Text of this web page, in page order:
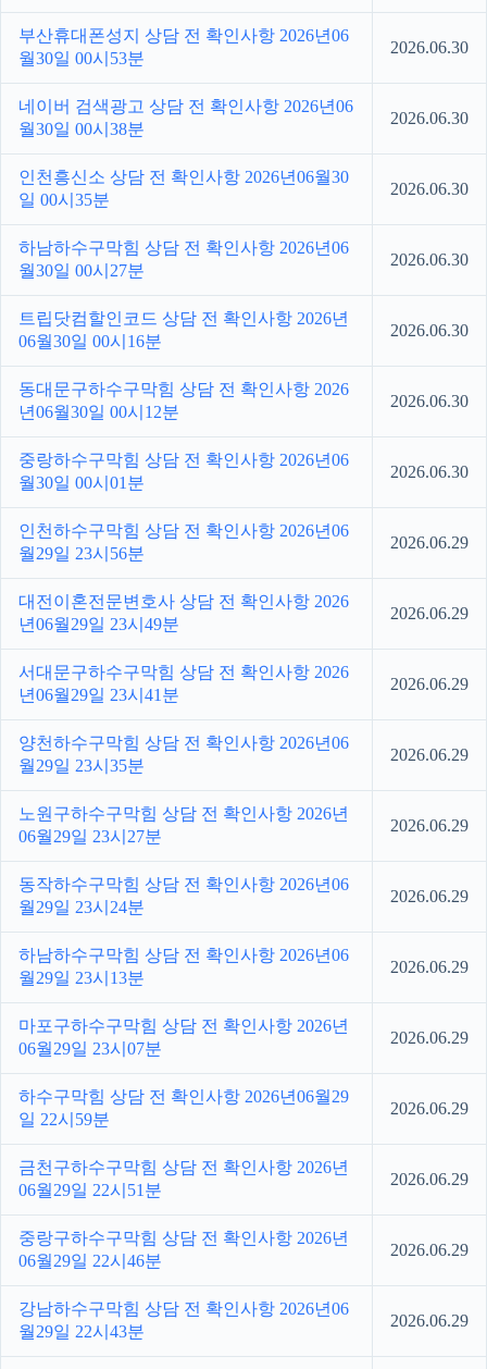
부산휴대폰성지 상담 전 확인사항 2026년06
월30일 00시53분
2026.06.30
네이버 검색광고 상담 전 확인사항 2026년06
월30일 00시38분
2026.06.30
인천흥신소 상담 전 확인사항 2026년06월30
일 00시35분
2026.06.30
하남하수구막힘 상담 전 확인사항 2026년06
월30일 00시27분
2026.06.30
트립닷컴할인코드 상담 전 확인사항 2026년
06월30일 00시16분
2026.06.30
동대문구하수구막힘 상담 전 확인사항 2026
년06월30일 00시12분
2026.06.30
중랑하수구막힘 상담 전 확인사항 2026년06
월30일 00시01분
2026.06.30
인천하수구막힘 상담 전 확인사항 2026년06
월29일 23시56분
2026.06.29
대전이혼전문변호사 상담 전 확인사항 2026
년06월29일 23시49분
2026.06.29
서대문구하수구막힘 상담 전 확인사항 2026
년06월29일 23시41분
2026.06.29
양천하수구막힘 상담 전 확인사항 2026년06
월29일 23시35분
2026.06.29
노원구하수구막힘 상담 전 확인사항 2026년
06월29일 23시27분
2026.06.29
동작하수구막힘 상담 전 확인사항 2026년06
월29일 23시24분
2026.06.29
하남하수구막힘 상담 전 확인사항 2026년06
월29일 23시13분
2026.06.29
마포구하수구막힘 상담 전 확인사항 2026년
06월29일 23시07분
2026.06.29
하수구막힘 상담 전 확인사항 2026년06월29
일 22시59분
2026.06.29
금천구하수구막힘 상담 전 확인사항 2026년
06월29일 22시51분
2026.06.29
중랑구하수구막힘 상담 전 확인사항 2026년
06월29일 22시46분
2026.06.29
강남하수구막힘 상담 전 확인사항 2026년06
월29일 22시43분
2026.06.29